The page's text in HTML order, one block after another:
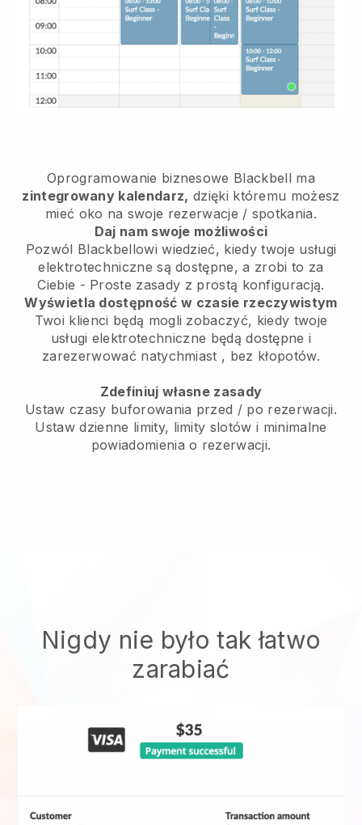
Oprogramowanie biznesowe Blackbell ma
zintegrowany kalendarz, dzięki któremu możesz
mieć oko na swoje rezerwacje / spotkania.
Daj nam swoje możliwości
Pozwól Blackbellowi wiedzieć, kiedy twoje usługi
elektrotechniczne są dostępne, a zrobi to za
Ciebie - Proste zasady z prostą konfiguracją.
Wyświetla dostępność w czasie rzeczywistym
Twoi klienci będą mogli zobaczyć, kiedy twoje
usługi elektrotechniczne będą dostępne i
zarezerwować natychmiast , bez kłopotów.
Zdefiniuj własne zasady
Ustaw czasy buforowania przed / po rezerwacji.
Ustaw dzienne limity, limity slotów i minimalne
powiadomienia o rezerwacji.
Nigdy nie było tak łatwo
zarabiać